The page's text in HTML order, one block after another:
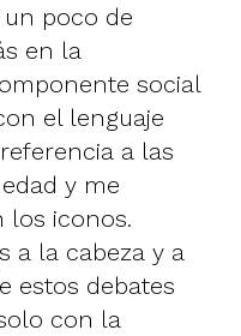
poco de
en la
social
el lenguaje
a las
y me
los iconos.
a la cabeza y a
estos debates
con la